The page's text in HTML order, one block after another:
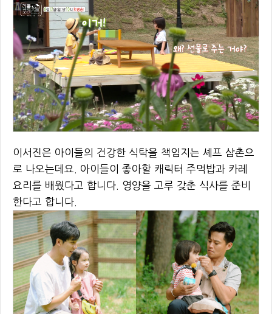
이서진은 아이들의 건강한 식탁을 책임지는 셰프 삼촌으
로 나오는데요. 아이들이 좋아할 캐릭터 주먹밥과 카레
요리를 배웠다고 합니다. 영양을 고루 갖춘 식사를 준비
한다고 합니다.